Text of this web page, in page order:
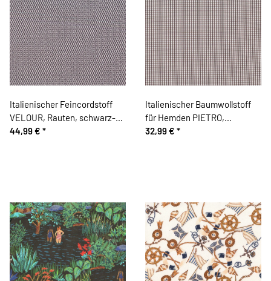
Italienischer Feincordstoff
VELOUR, Rauten, schwarz-
weiß
44,99 € *
Italienischer Baumwollstoff
für Hemden PIETRO,
Vichykaro, dunkelbraun-weiß
32,99 € *